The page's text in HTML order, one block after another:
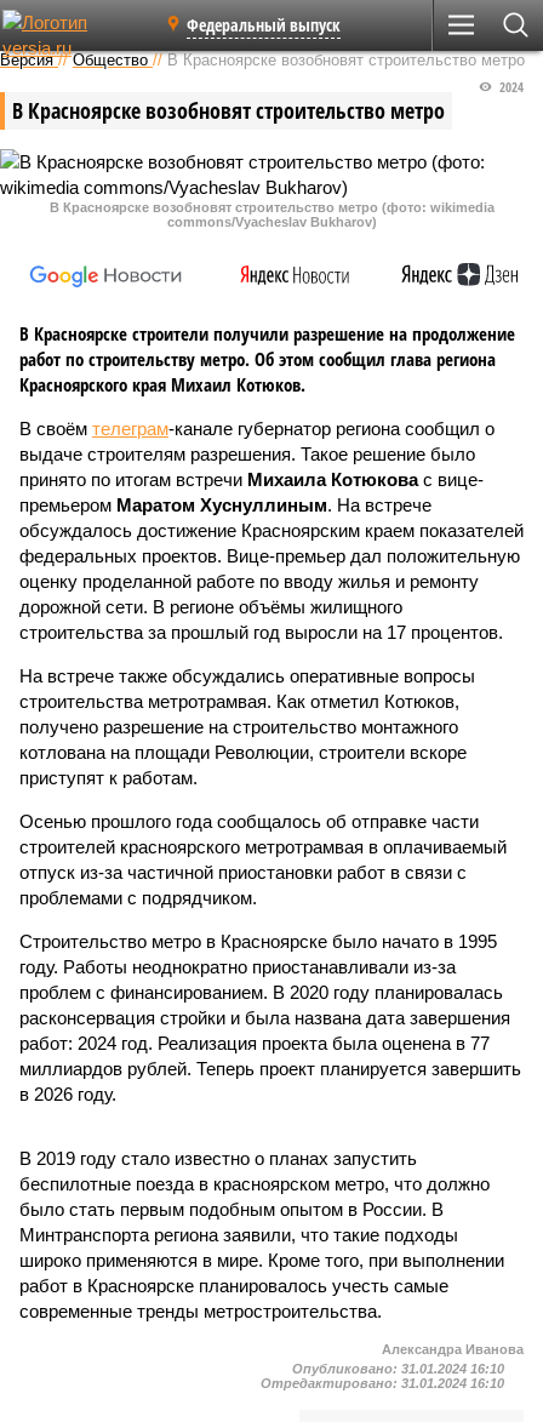
Федеральный выпуск
Версия //Общество //В Красноярске возобновят строительство метро
В Красноярске возобновят строительство метро
2024
В Красноярске возобновят строительство метро (фото: wikimedia
commons/Vyacheslav Bukharov)
В Красноярске строители получили разрешение на продолжение
работ по строительству метро. Об этом сообщил глава региона
Красноярского края Михаил Котюков.
В своём телеграм-канале губернатор региона сообщил о
выдаче строителям разрешения. Такое решение было
принято по итогам встречи Михаила Котюковас вице-
премьером Маратом Хуснуллиным. На встрече
обсуждалось достижение Красноярским краем показателей
федеральных проектов. Вице-премьер дал положительную
оценку проделанной работе по вводу жилья и ремонту
дорожной сети. В регионе объёмы жилищного
строительства за прошлый год выросли на 17 процентов.
На встрече также обсуждались оперативные вопросы
строительства метротрамвая. Как отметил Котюков,
получено разрешение на строительство монтажного
котлована на площади Революции, строители вскоре
приступят к работам.
Осенью прошлого года сообщалось об отправке части
строителей красноярского метротрамвая в оплачиваемый
отпуск из-за частичной приостановки работ в связи с
проблемами с подрядчиком.
Строительство метро в Красноярске было начато в 1995
году. Работы неоднократно приостанавливали из-за
проблем с финансированием. В 2020 году планировалась
расконсервация стройки и была названа дата завершения
работ: 2024 год. Реализация проекта была оценена в 77
миллиардов рублей. Теперь проект планируется завершить
в 2026 году.
В 2019 году стало известно о планах запустить
беспилотные поезда в красноярском метро, что должно
было стать первым подобным опытом в России. В
Минтранспорта региона заявили, что такие подходы
широко применяются в мире. Кроме того, при выполнении
работ в Красноярске планировалось учесть самые
современные тренды метростроительства.
Александра Иванова
Опубликовано: 31.01.2024 16:10
Отредактировано: 31.01.2024 16:10